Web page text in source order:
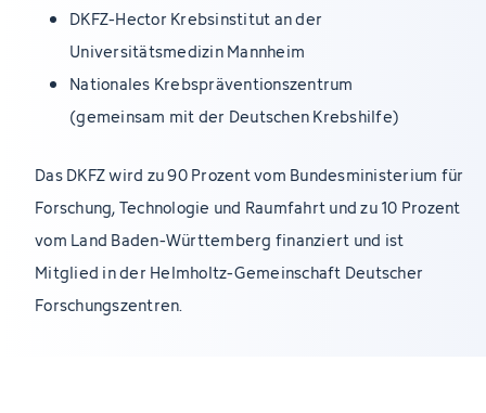
DKFZ-Hector Krebsinstitut an der
Universitätsmedizin Mannheim
Nationales Krebspräventionszentrum
(gemeinsam mit der Deutschen Krebshilfe)
Das DKFZ wird zu 90 Prozent vom Bundesministerium für
Forschung, Technologie und Raumfahrt und zu 10 Prozent
vom Land Baden-Württemberg finanziert und ist
Mitglied in der Helmholtz-Gemeinschaft Deutscher
Forschungszentren.